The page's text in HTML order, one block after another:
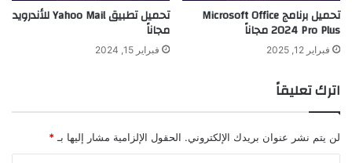
تحميل برنامج Microsoft Office
2024 Pro Plus مجاناً
فبراير 12, 2025
تحميل تطبيق Yahoo Mail للأندرويد
مجاناً
فبراير 15, 2024
اترك تعليقاً
لن يتم نشر عنوان بريدك الإلكتروني. الحقول الإلزامية مشار إليها بـ *